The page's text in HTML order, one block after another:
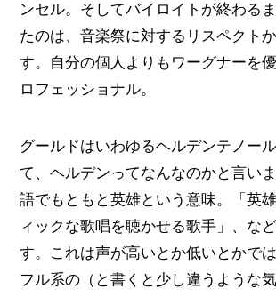
ンセル。そしてバイロイトが終わる
たのは、音楽祭に対するリスペクト
す。自分の個人よりもワーグナーを
ロフェッショナル。
グールドはいわゆるヘルデンテノー
て、ヘルデンってなんなのかと言い
語でもともと英雄という意味。「英
ィックな歌唱を聴かせる歌手」、な
す。これは声が高いとか低いとかで
フル系の（と書くと少し違うような